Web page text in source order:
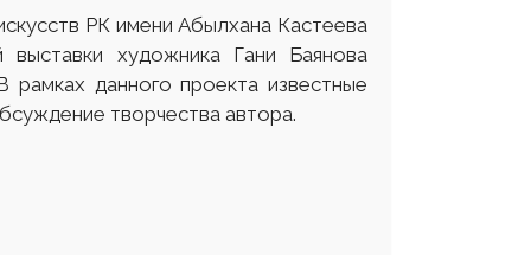
РК имени Абылхана Кастеева
художника Гани Баянова
данного проекта известные
творчества автора.